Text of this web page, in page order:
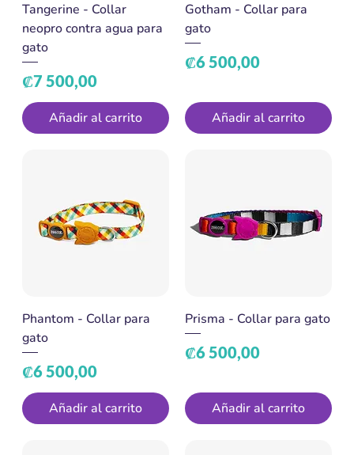
Tangerine - Collar
neopro contra agua para
gato
Precio
₡7 500,00
Añadir al carrito
Gotham - Collar para
gato
Precio
₡6 500,00
Añadir al carrito
Phantom - Collar para
gato
Precio
₡6 500,00
Añadir al carrito
Prisma - Collar para gato
Precio
₡6 500,00
Añadir al carrito